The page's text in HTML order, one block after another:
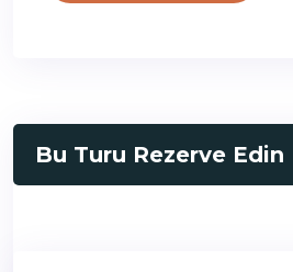
Bu Turu Rezerve Edin